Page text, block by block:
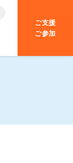
ご支援
ご参加